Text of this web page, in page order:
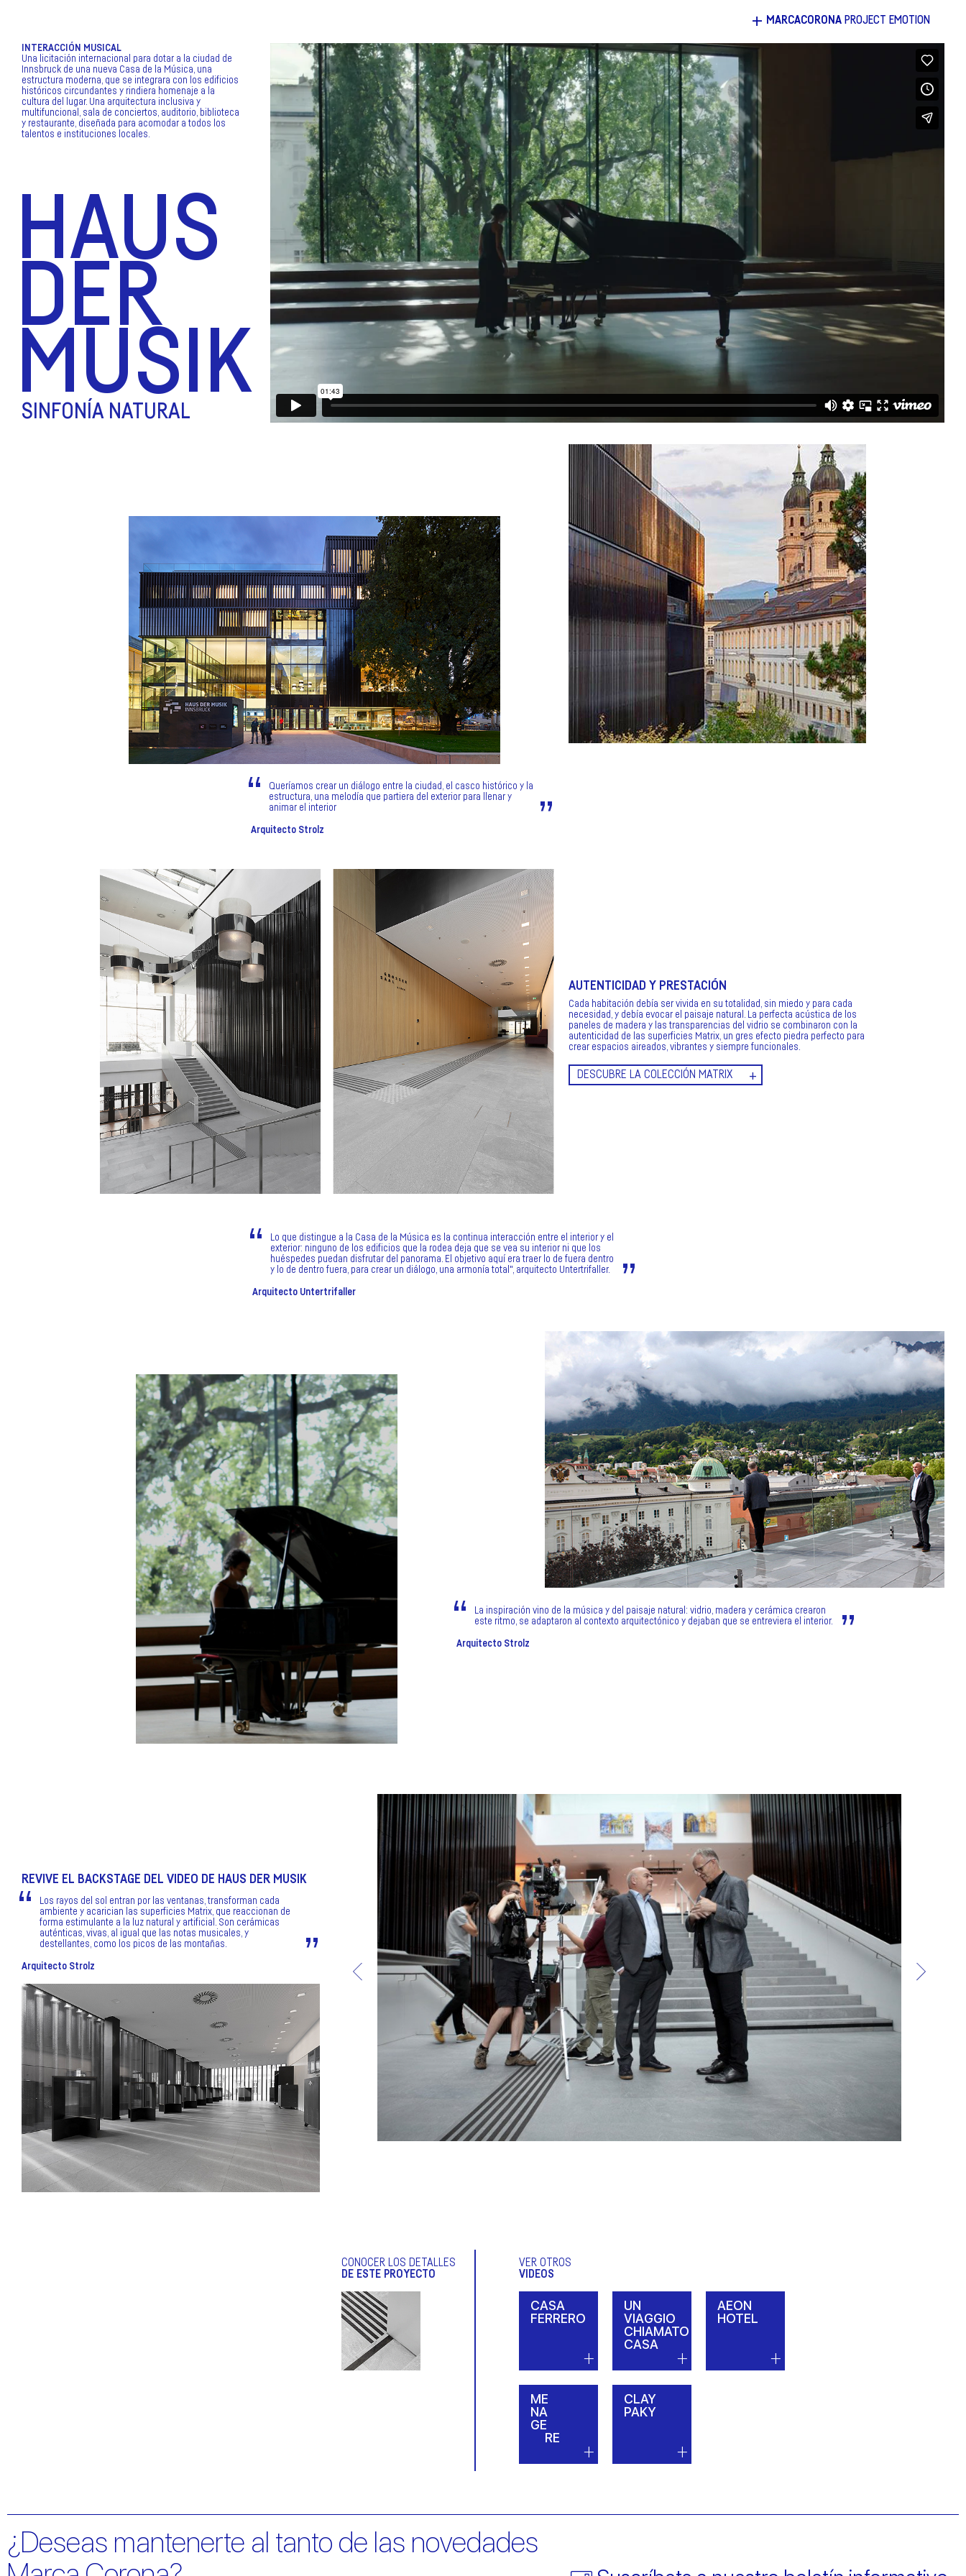
+ MARCACORONA PROJECT EMOTION
INTERACCIÓN MUSICAL
Una licitación internacional para dotar a la ciudad de
Innsbruck de una nueva Casa de la Música, una
estructura moderna, que se integrara con los edificios
históricos circundantes y rindiera homenaje a la
cultura del lugar. Una arquitectura inclusiva y
multifuncional, sala de conciertos, auditorio, biblioteca
y restaurante, diseñada para acomodar a todos los
talentos e instituciones locales.
HAUS
DER
MUSIK
SINFONÍA NATURAL
Queríamos crear un diálogo entre la ciudad, el casco histórico y la
estructura, una melodía que partiera del exterior para llenar y
animar el interior
Arquitecto Strolz
AUTENTICIDAD Y PRESTACIÓN
Cada habitación debía ser vivida en su totalidad, sin miedo y para cada
necesidad, y debía evocar el paisaje natural. La perfecta acústica de los
paneles de madera y las transparencias del vidrio se combinaron con la
autenticidad de las superficies Matrix, un gres efecto piedra perfecto para
crear espacios aireados, vibrantes y siempre funcionales.
DESCUBRE LA COLECCIÓN MATRIX
Lo que distingue a la Casa de la Música es la continua interacción entre el interior y el
exterior: ninguno de los edificios que la rodea deja que se vea su interior ni que los
huéspedes puedan disfrutar del panorama. El objetivo aquí era traer lo de fuera dentro
y lo de dentro fuera, para crear un diálogo, una armonía total", arquitecto Untertrifaller.
Arquitecto Untertrifaller
La inspiración vino de la música y del paisaje natural: vidrio, madera y cerámica crearon
este ritmo, se adaptaron al contexto arquitectónico y dejaban que se entreviera el interior.
Arquitecto Strolz
REVIVE EL BACKSTAGE DEL VIDEO DE HAUS DER MUSIK
Los rayos del sol entran por las ventanas, transforman cada
ambiente y acarician las superficies Matrix, que reaccionan de
forma estimulante a la luz natural y artificial. Son cerámicas
auténticas, vivas, al igual que las notas musicales, y
destellantes, como los picos de las montañas.
Arquitecto Strolz
CONOCER LOS DETALLES
DE ESTE PROYECTO
VER OTROS
VIDEOS
CASA
FERRERO
UN
VIAGGIO
CHIAMATO
CASA
AEON
HOTEL
ME
NA
GE
RE
CLAY
PAKY
¿Deseas mantenerte al tanto de las novedades